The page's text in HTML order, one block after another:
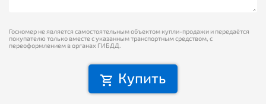
Госномер не является самостоятельным объектом купли-продажи и передаётся
покупателю только вместе с указанным транспортным средством, с
переоформлением в органах ГИБДД.
Купить